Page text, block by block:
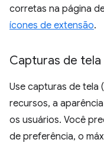
corretas na página
ícones de extensão.
Capturas de tela
Use capturas de tela
recursos, a
os usuários. Você
de preferência, o